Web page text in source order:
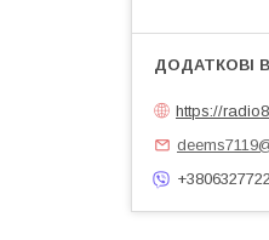
https://